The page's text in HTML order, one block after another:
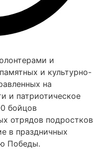
и
и культурно-
на
и патриотическое
бойцов
отрядов подростков
в праздничных
Победы.